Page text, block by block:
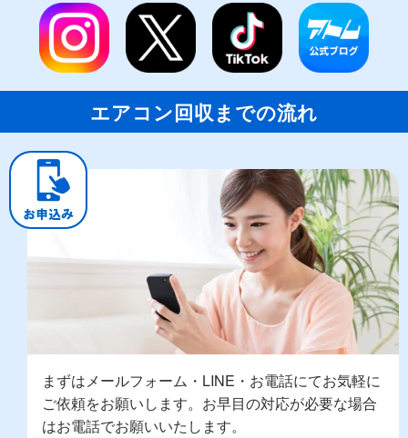
エアコン回収までの流れ
まずはメールフォーム・LINE・お電話にてお気軽に
ご依頼をお願いします。お早目の対応が必要な場合
はお電話でお願いいたします。